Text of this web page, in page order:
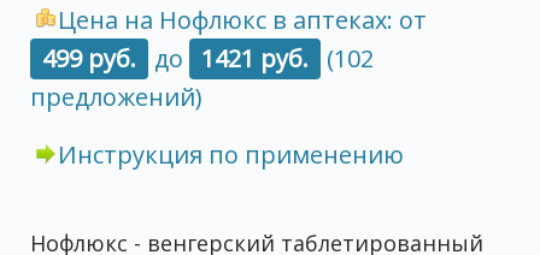
Цена на Нофлюкс в аптеках: от
499 руб.
до 1421 руб.
(102
предложений)
Инструкция по применению
Нофлюкс - венгерский таблетированный